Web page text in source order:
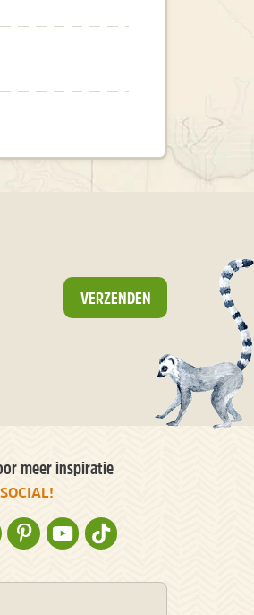
VERZENDEN
meer inspiratie
OP FACEBOOKOP INSTAGRAM
NATURESCANNER OP PINTEREST
NATURESCANNER OP YOUTUBE
NATURESCANNER OP